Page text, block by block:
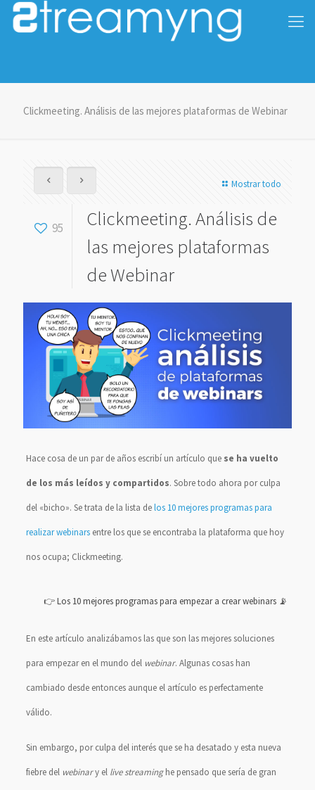
Clickmeeting. Análisis de las mejores plataformas de Webinar
Mostrar todo
95
Clickmeeting. Análisis de
las mejores plataformas
de Webinar
Hace cosa de un par de años escribí un artículo que se ha vuelto
de los más leídos y compartidos. Sobre todo ahora por culpa
del «bicho». Se trata de la lista delos 10 mejores programas para
realizar webinarsentre los que se encontraba la plataforma que hoy
nos ocupa; Clickmeeting.
👉 Los 10 mejores programas para empezar a crear webinars 📡
En este artículo analizábamos las que son las mejores soluciones
para empezar en el mundo del webinar. Algunas cosas han
cambiado desde entonces aunque el artículo es perfectamente
válido.
Sin embargo, por culpa del interés que se ha desatado y esta nueva
fiebre del webinary el live streaminghe pensado que sería de gran